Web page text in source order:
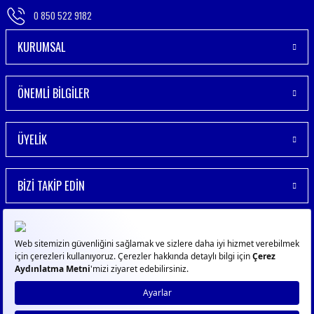
0 850 522 9182
KURUMSAL
ÖNEMLİ BİLGİLER
ÜYELİK
BİZİ TAKİP EDİN